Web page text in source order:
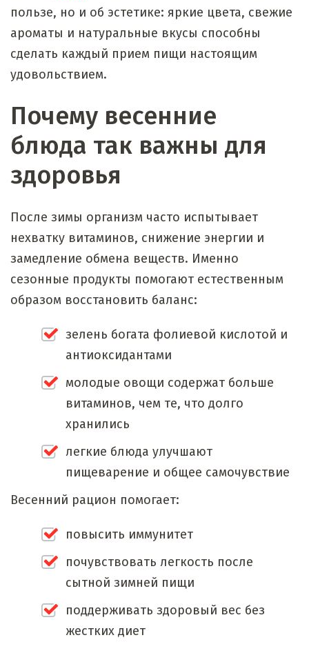
пользе, но и об эстетике: яркие цвета, свежие
ароматы и натуральные вкусы способны
сделать каждый прием пищи настоящим
удовольствием.
Почему весенние
блюда так важны для
здоровья
После зимы организм часто испытывает
нехватку витаминов, снижение энергии и
замедление обмена веществ. Именно
сезонные продукты помогают естественным
образом восстановить баланс:
зелень богата фолиевой кислотой и
антиоксидантами
молодые овощи содержат больше
витаминов, чем те, что долго
хранились
легкие блюда улучшают
пищеварение и общее самочувствие
Весенний рацион помогает:
повысить иммунитет
почувствовать легкость после
сытной зимней пищи
поддерживать здоровый вес без
жестких диет